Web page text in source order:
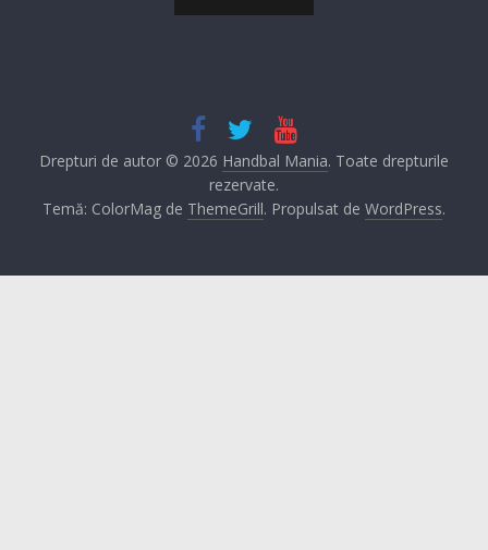
Drepturi de autor © 2026 Handbal Mania. Toate drepturile
rezervate.
Temă: ColorMag de ThemeGrill. Propulsat de WordPress.